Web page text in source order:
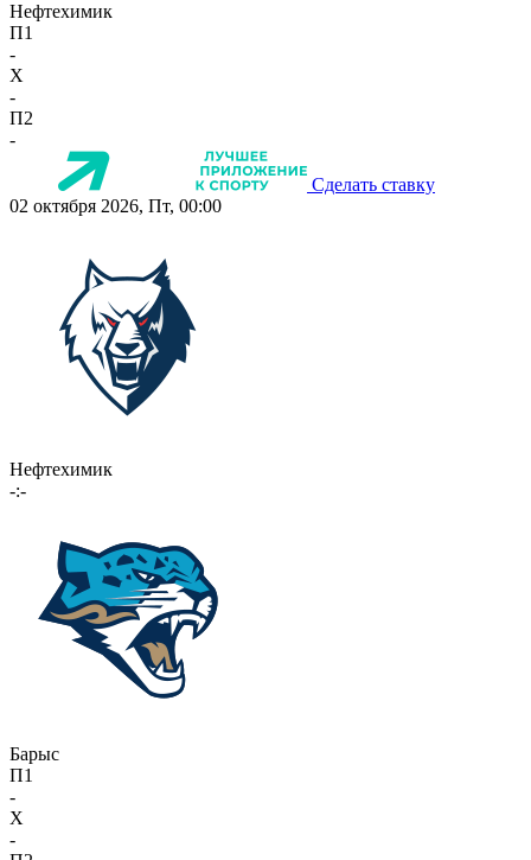
Нефтехимик
П1
-
X
-
П2
-
Сделать ставку
02 октября 2026, Пт, 00:00
Нефтехимик
-:-
Барыс
П1
-
X
-